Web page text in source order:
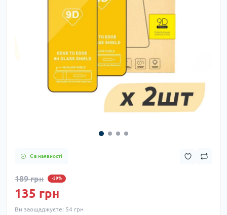
Є в наявності
189 грн -29%
135 грн
Ви заощаджуєте: 54 грн